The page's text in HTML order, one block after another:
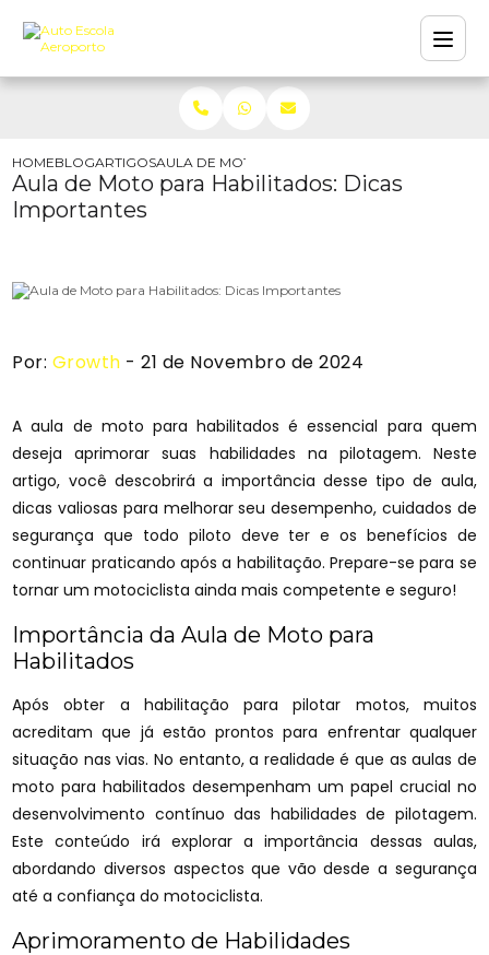
HOMEBLOGARTIGOSAULA DE MOTO PARA HABILITADOS: DICAS
Aula de Moto para Habilitados: Dicas
Importantes
Por: Growth - 21 de Novembro de 2024
A aula de moto para habilitados é essencial para quem
deseja aprimorar suas habilidades na pilotagem. Neste
artigo, você descobrirá a importância desse tipo de aula,
dicas valiosas para melhorar seu desempenho, cuidados de
segurança que todo piloto deve ter e os benefícios de
continuar praticando após a habilitação. Prepare-se para se
tornar um motociclista ainda mais competente e seguro!
Importância da Aula de Moto para
Habilitados
Após obter a habilitação para pilotar motos, muitos
acreditam que já estão prontos para enfrentar qualquer
situação nas vias. No entanto, a realidade é que as aulas de
moto para habilitados desempenham um papel crucial no
desenvolvimento contínuo das habilidades de pilotagem.
Este conteúdo irá explorar a importância dessas aulas,
abordando diversos aspectos que vão desde a segurança
até a confiança do motociclista.
Aprimoramento de Habilidades